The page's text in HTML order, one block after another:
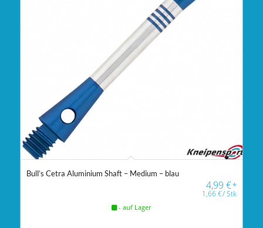
Bull’s Cetra Aluminium Shaft – Medium – blau
4,99€*
1,66€/Stk
- auf Lager